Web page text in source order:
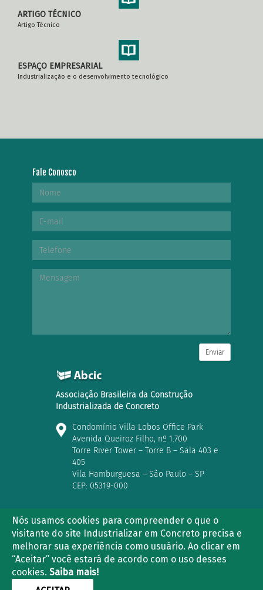
ARTIGO TÉCNICO
Artigo Técnico
ESPAÇO EMPRESARIAL
Industrialização e o desenvolvimento tecnológico
Nós usamos cookies para compreender o que o
visitante do site Industrializar em Concreto precisa e
melhorar sua experiência como usuário. Ao clicar em
“Aceitar” você estará de acordo com o uso desses
cookies. Saiba mais!
Fale Conosco
Enviar
Associação Brasileira da Construção
Industrializada de Concreto
Condomínio Villa Lobos Office Park
Avenida Queiroz Filho, nº 1.700
Torre River Tower – Torre B – Sala 403 e
405
Vila Hamburguesa – São Paulo – SP
CEP: 05319-000
(11) 3763-2839 | (11) 3021-5733